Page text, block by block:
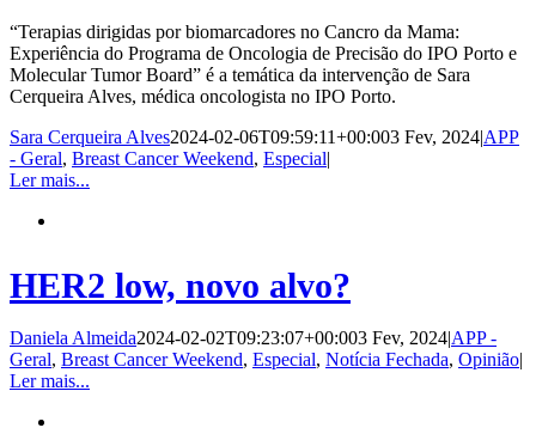
“Terapias dirigidas por biomarcadores no Cancro da Mama:
Experiência do Programa de Oncologia de Precisão do IPO Porto e
Molecular Tumor Board” é a temática da intervenção de Sara
Cerqueira Alves, médica oncologista no IPO Porto.
Sara Cerqueira Alves2024-02-06T09:59:11+00:003 Fev, 2024|APP
- Geral, Breast Cancer Weekend, Especial|
Ler mais...
HER2 low, novo alvo?
Daniela Almeida2024-02-02T09:23:07+00:003 Fev, 2024|APP -
Geral, Breast Cancer Weekend, Especial, Notícia Fechada, Opinião|
Ler mais...